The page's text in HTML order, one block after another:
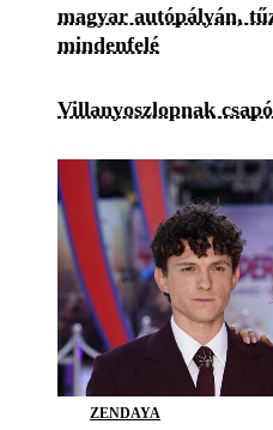
magyar autópályán,
mindenfelé
Villanyoszlopnak
ZENDAYA